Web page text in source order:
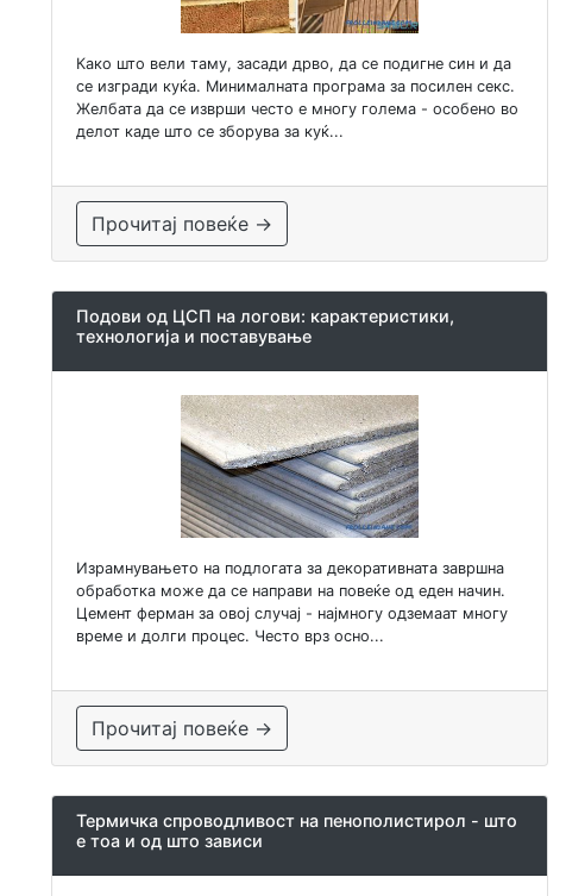
Како што вели таму, засади дрво, да се подигне син и да
се изгради куќа. Минималната програма за посилен секс.
Желбата да се изврши често е многу голема - особено во
делот каде што се зборува за куќ...
Прочитај повеќе →
Подови од ЦСП на логови: карактеристики,
технологија и поставување
Израмнувањето на подлогата за декоративната завршна
обработка може да се направи на повеќе од еден начин.
Цемент ферман за овој случај - најмногу одземаат многу
време и долги процес. Често врз осно...
Прочитај повеќе →
Термичка спроводливост на пенополистирол - што
е тоа и од што зависи